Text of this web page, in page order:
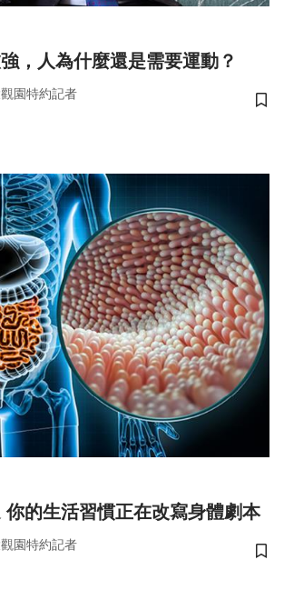
，人為什麼還是需要運動？
園特約記者
儲
基因不是命運 你的生活習慣正在改寫身體劇本
園特約記者
儲